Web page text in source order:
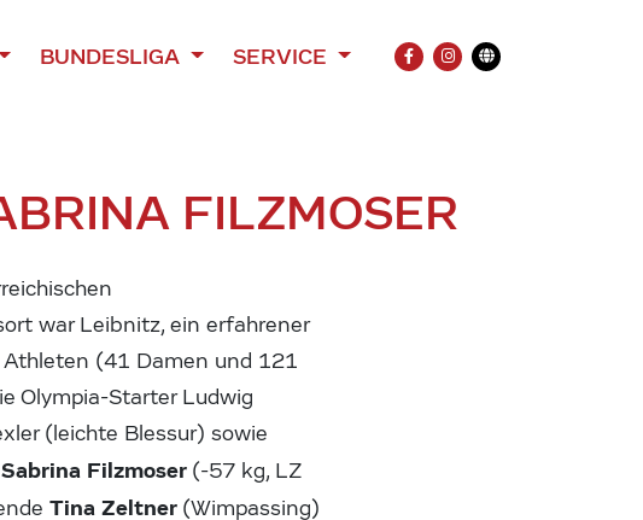
BUNDESLIGA SERVICE
FACEBOOK
INSTAGRAM
Übersetzung
FILZMOSER
war Leibnitz, ein erfahrener
(41 Damen und 121
Olympia-Starter Ludwig
(leichte Blessur) sowie
Sabrina Filzmoser (-57 kg, LZ
Tina Zeltner (Wimpassing)